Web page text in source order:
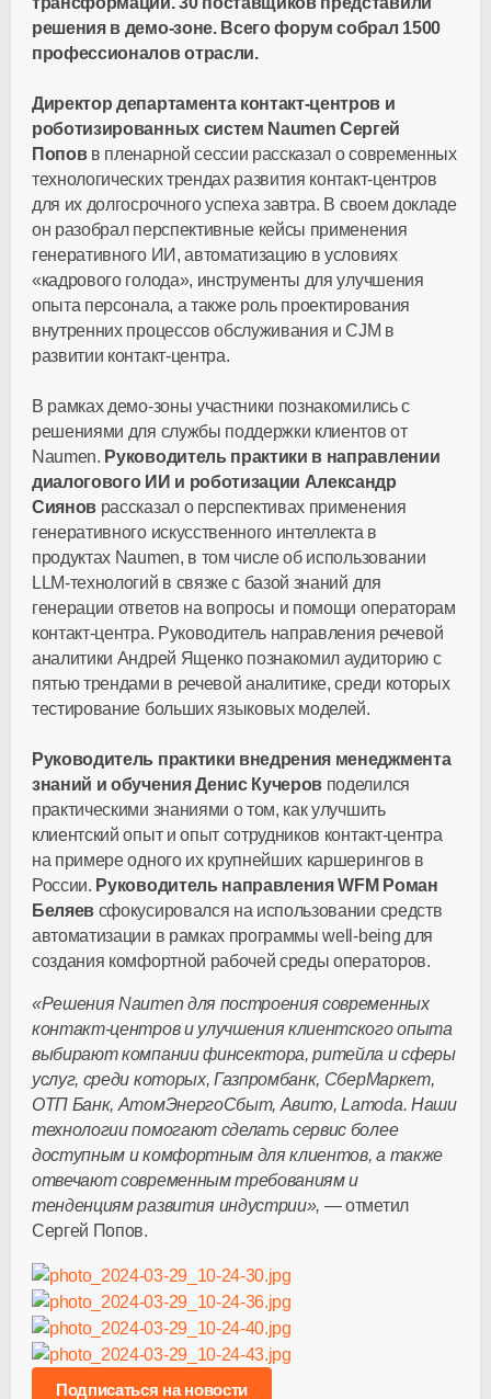
решения в демо-зоне. Всего форум собрал 1500
профессионалов отрасли.
Директор департамента контакт-центров и
роботизированных систем Naumen Сергей
Поповв пленарной сессии рассказал о современных
технологических трендах развития контакт-центров
для их долгосрочного успеха завтра. В своем докладе
он разобрал перспективные кейсы применения
генеративного ИИ, автоматизацию в условиях
«кадрового голода», инструменты для улучшения
опыта персонала, а также роль проектирования
внутренних процессов обслуживания и CJM в
развитии контакт-центра.
В рамках демо-зоны участники познакомились с
решениями для службы поддержки клиентов от
Naumen. Руководитель практики в направлении
диалогового ИИ и роботизации Александр
Сиянов рассказал о перспективах применения
генеративного искусственного интеллекта в
продуктах Naumen, в том числе об использовании
LLM-технологий в связке с базой знаний для
генерации ответов на вопросы и помощи операторам
контакт-центра. Руководитель направления речевой
аналитики Андрей Ященко познакомил аудиторию с
пятью трендами в речевой аналитике, среди которых
тестирование больших языковых моделей.
Руководитель практики внедрения менеджмента
знаний и обучения Денис Кучеров поделился
практическими знаниями о том, как улучшить
клиентский опыт и опыт сотрудников контакт-центра
на примере одного их крупнейших каршерингов в
России. Руководитель направления WFM Роман
Беляев сфокусировался на использовании средств
автоматизации в рамках программы well-being для
создания комфортной рабочей среды операторов.
«Решения Naumen для построения современных
контакт-центров и улучшения клиентского опыта
выбирают компании финсектора, ритейла и сферы
услуг, среди которых, Газпромбанк, СберМаркет,
ОТП Банк, АтомЭнергоСбыт, Авито, Lamoda. Наши
технологии помогают сделать сервис более
доступным и комфортным для клиентов, а также
отвечают современным требованиям и
тенденциям развития индустрии», — отметил
Сергей Попов.
Подписаться на новости